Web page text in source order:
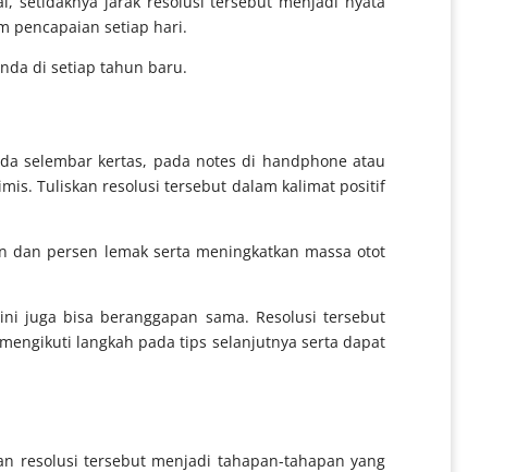
pencapaian setiap hari.
di setiap tahun baru.
selembar kertas, pada notes di handphone atau
Tuliskan resolusi tersebut dalam kalimat positif
dan persen lemak serta meningkatkan massa otot
juga bisa beranggapan sama. Resolusi tersebut
langkah pada tips selanjutnya serta dapat
resolusi tersebut menjadi tahapan-tahapan yang